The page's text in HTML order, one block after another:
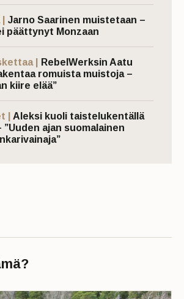
Jarno Saarinen muistetaan –
päättynyt Monzaan
|
RebelWerksin Aatu
romuista muistoja –
kiire elää”
|
Aleksi kuoli taistelukentällä
”Uuden ajan suomalainen